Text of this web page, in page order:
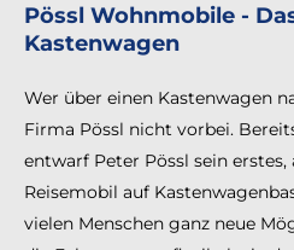
Pössl Wohnmobile -
Kastenwagen
Wer über einen Kastenwagen
Firma Pössl nicht vorbei.
entwarf Peter Pössl sein
Reisemobil auf
vielen Menschen ganz neue